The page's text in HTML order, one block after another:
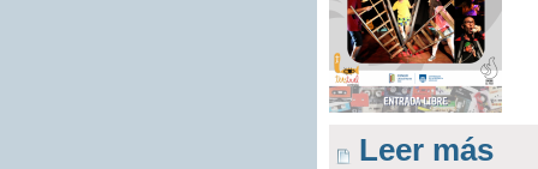
Leer más